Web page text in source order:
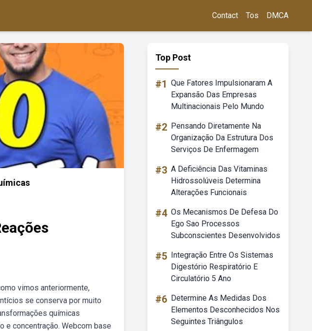
Contact Tos DMCA
vimos anteriormente,
se conserva por muito
químicas
e concentração. Webcom base
Top Post
#1 Que Fatores Impulsionaram A
Expansão Das Empresas
Multinacionais Pelo Mundo
#2 Pensando Diretamente Na
Organização Da Estrutura Dos
Serviços De Enfermagem
#3 A Deficiência Das Vitaminas
Hidrossolúveis Determina
Alterações Funcionais
#4 Os Mecanismos De Defesa Do
Ego Sao Processos
Subconscientes Desenvolvidos
#5 Integração Entre Os Sistemas
Digestório Respiratório E
Circulatório 5 Ano
#6 Determine As Medidas Dos
Elementos Desconhecidos Nos
Seguintes Triângulos